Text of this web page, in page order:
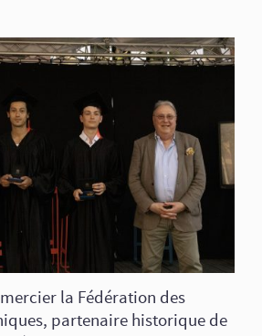
la Fédération des
partenaire historique de